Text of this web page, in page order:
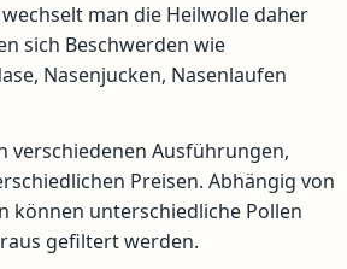
man die Heilwolle daher
sich Beschwerden wie
Nasenjucken, Nasenlaufen
verschiedenen Ausführungen,
Preisen. Abhängig von
können unterschiedliche Pollen
gefiltert werden.